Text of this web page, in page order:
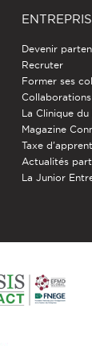
Devenir
Recruter
Former ses
La Clinique
Magazine
Taxe
Actualités
La Junior